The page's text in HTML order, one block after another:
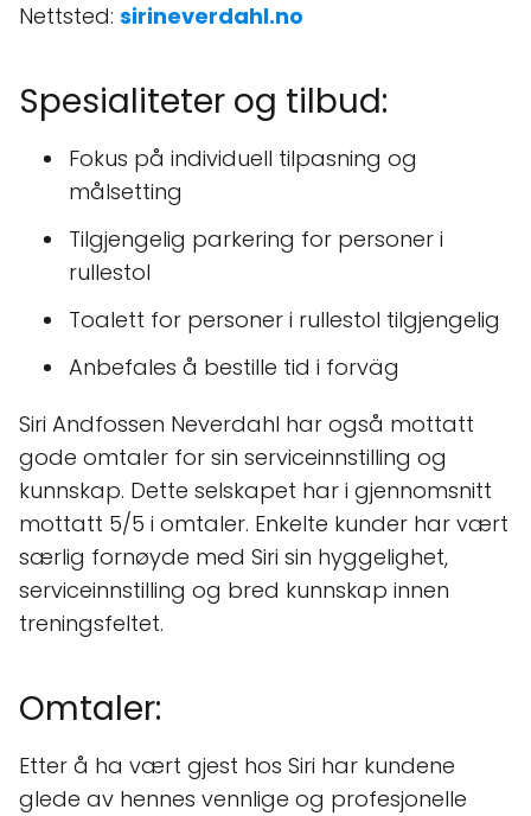
Nettsted: sirineverdahl.no
Spesialiteter og tilbud:
Fokus på individuell tilpasning og
målsetting
Tilgjengelig parkering for personer i
rullestol
Toalett for personer i rullestol tilgjengelig
Anbefales å bestille tid i forväg
Siri Andfossen Neverdahl har også mottatt
gode omtaler for sin serviceinnstilling og
kunnskap. Dette selskapet har i gjennomsnitt
mottatt 5/5 i omtaler. Enkelte kunder har vært
særlig fornøyde med Siri sin hyggelighet,
serviceinnstilling og bred kunnskap innen
treningsfeltet.
Omtaler:
Etter å ha vært gjest hos Siri har kundene
glede av hennes vennlige og profesjonelle